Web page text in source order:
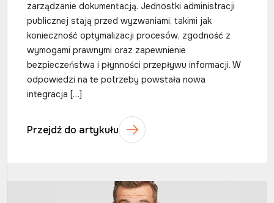
zarządzanie dokumentacją. Jednostki administracji
publicznej stają przed wyzwaniami, takimi jak
konieczność optymalizacji procesów, zgodność z
wymogami prawnymi oraz zapewnienie
bezpieczeństwa i płynności przepływu informacji. W
odpowiedzi na te potrzeby powstała nowa
integracja […]
Przejdź do artykułu